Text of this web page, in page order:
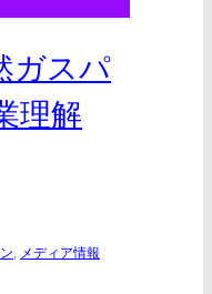
ガスパ
理解
, メディア情報